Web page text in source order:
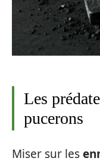
Les
pucerons
Miser sur les